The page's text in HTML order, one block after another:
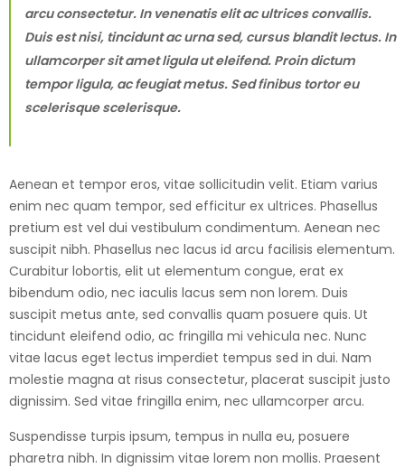
arcu consectetur. In venenatis elit ac ultrices convallis.
Duis est nisi, tincidunt ac urna sed, cursus blandit lectus. In
ullamcorper sit amet ligula ut eleifend. Proin dictum
tempor ligula, ac feugiat metus. Sed finibus tortor eu
scelerisque scelerisque.
Aenean et tempor eros, vitae sollicitudin velit. Etiam varius
enim nec quam tempor, sed efficitur ex ultrices. Phasellus
pretium est vel dui vestibulum condimentum. Aenean nec
suscipit nibh. Phasellus nec lacus id arcu facilisis elementum.
Curabitur lobortis, elit ut elementum congue, erat ex
bibendum odio, nec iaculis lacus sem non lorem. Duis
suscipit metus ante, sed convallis quam posuere quis. Ut
tincidunt eleifend odio, ac fringilla mi vehicula nec. Nunc
vitae lacus eget lectus imperdiet tempus sed in dui. Nam
molestie magna at risus consectetur, placerat suscipit justo
dignissim. Sed vitae fringilla enim, nec ullamcorper arcu.
Suspendisse turpis ipsum, tempus in nulla eu, posuere
pharetra nibh. In dignissim vitae lorem non mollis. Praesent